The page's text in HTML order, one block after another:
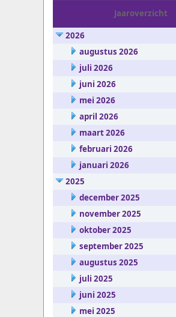
Jaaroverzicht
2026
augustus 2026
juli 2026
juni 2026
mei 2026
april 2026
maart 2026
februari 2026
januari 2026
2025
december 2025
november 2025
oktober 2025
september 2025
augustus 2025
juli 2025
juni 2025
mei 2025